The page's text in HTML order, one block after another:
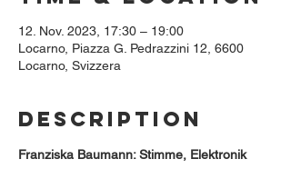
12. Nov. 2023, 17:30 – 19:00
Locarno, Piazza G. Pedrazzini 12, 6600
Locarno, Svizzera
Description
Franziska Baumann: Stimme, Elektronik